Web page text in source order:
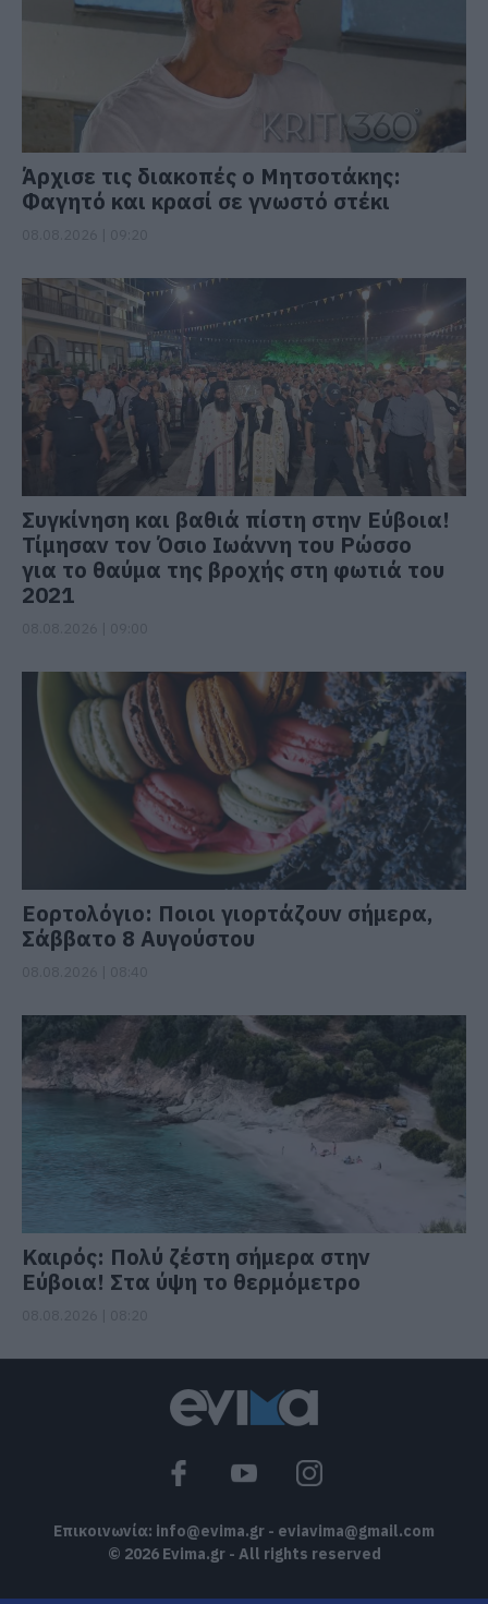
Άρχισε τις διακοπές ο Μητσοτάκης:
Φαγητό και κρασί σε γνωστό στέκι
Συγκίνηση και βαθιά πίστη στην Εύβοια!
Τίμησαν τον Όσιο Ιωάννη του Ρώσσο
για το θαύμα της βροχής στη φωτιά του
2021
Εορτολόγιο: Ποιοι γιορτάζουν σήμερα,
Σάββατο 8 Αυγούστου
Καιρός: Πολύ ζέστη σήμερα στην
Εύβοια! Στα ύψη το θερμόμετρο
Επικοινωνία: info@evima.gr - eviavima@gmail.com
© 2026 Evima.gr - All rights reserved